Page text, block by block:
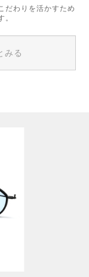
だわりを活かすため
。
みる